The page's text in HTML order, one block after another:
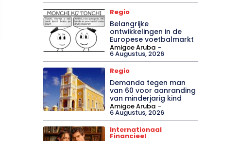
Regio
Belangrijke
ontwikkelingen in de
Europese voetbalmarkt
Amigoe Aruba -
6 Augustus, 2026
Regio
Demanda tegen man
van 60 voor aanranding
van minderjarig kind
Amigoe Aruba -
6 Augustus, 2026
Internationaal
Financieel